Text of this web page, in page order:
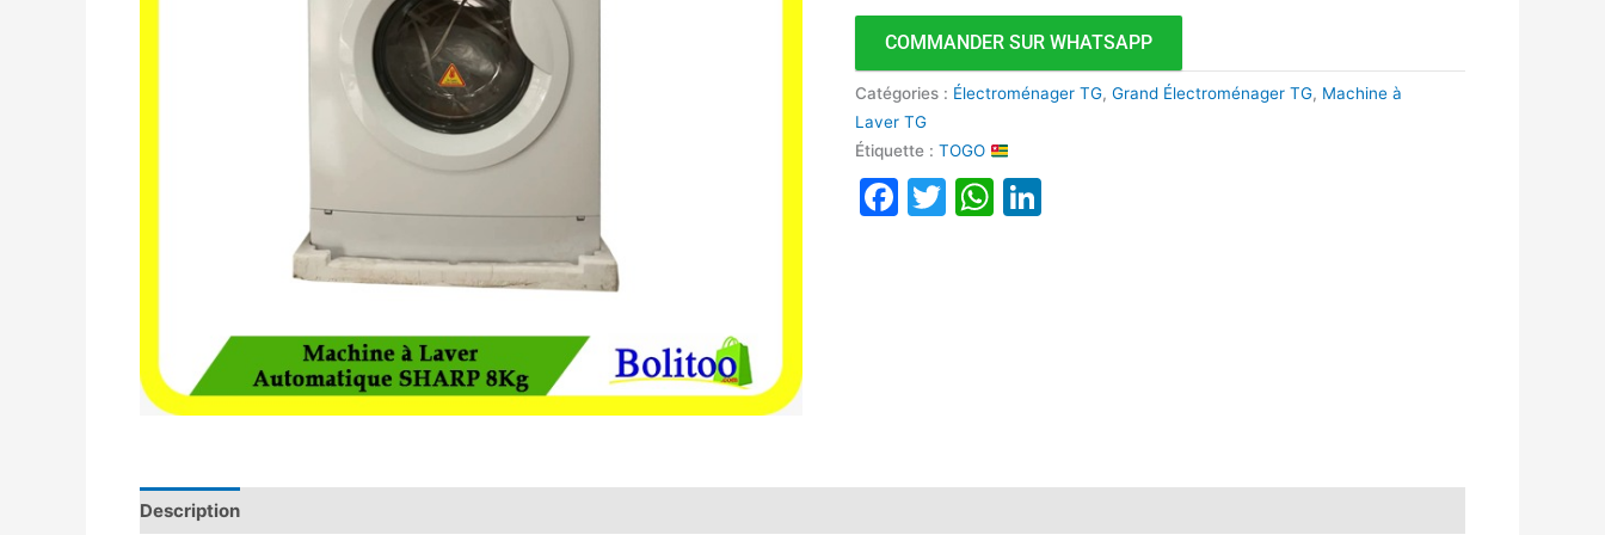
COMMANDER SUR WHATSAPP
Catégories : Électroménager TG,Grand Électroménager TG, Machine à
Laver TG
Étiquette :TOGO
Facebook
TwitterWhatsApp
Description